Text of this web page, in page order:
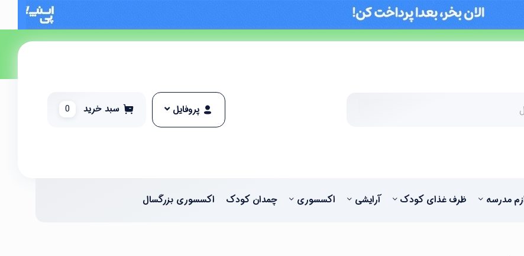
پروفایل سبد خرید 0
مدرسه ظرف غذای کودک آرایشی اکسسوری چمدان کودک اکسسوری بزرگسال